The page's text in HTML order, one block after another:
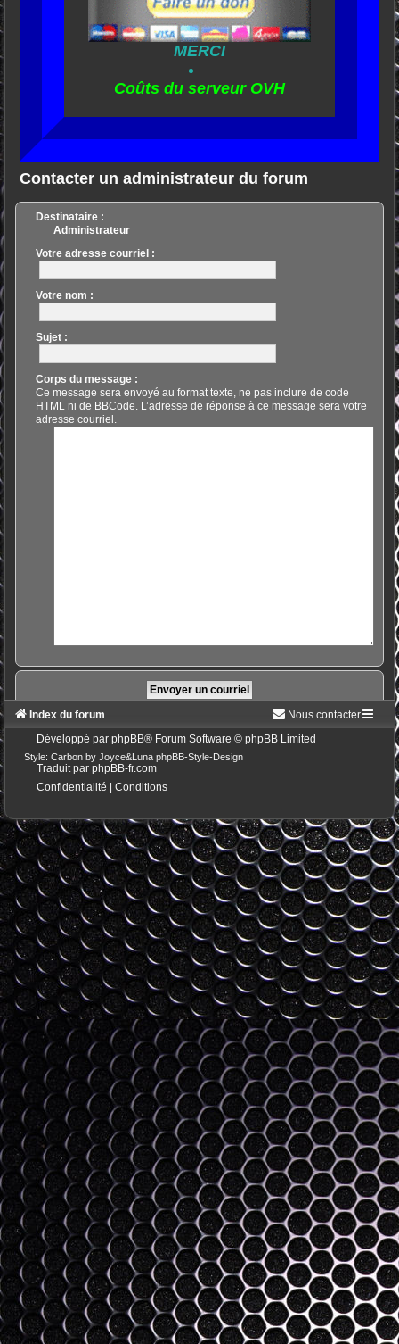
MERCI
Coûts du serveur OVH
Contacter un administrateur du forum
Destinataire :
Administrateur
Votre adresse courriel :
Votre nom :
Sujet :
Corps du message :
Ce message sera envoyé au format texte, ne pas inclure de code
HTML ni de BBCode. L’adresse de réponse à ce message sera votre
adresse courriel.
Index du forum
Nous contacter
Développé par phpBB® Forum Software © phpBB Limited
Style: Carbon by Joyce&LunaphpBB-Style-Design
Traduit par phpBB-fr.com
Confidentialité | Conditions